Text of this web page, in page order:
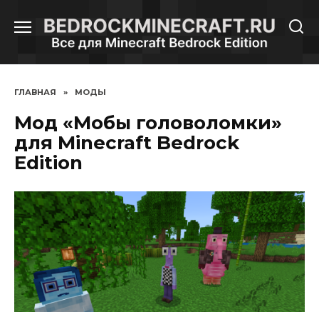
содержанию
ГЛАВНАЯ » МОДЫ
Мод «Мобы головоломки»
для Minecraft Bedrock
Edition